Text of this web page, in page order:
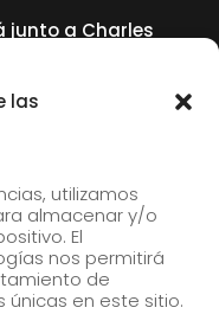
las
utilizamos
almacenar y/o
El
nos permitirá
de
únicas en este sitio.
junto a Charles
our news by